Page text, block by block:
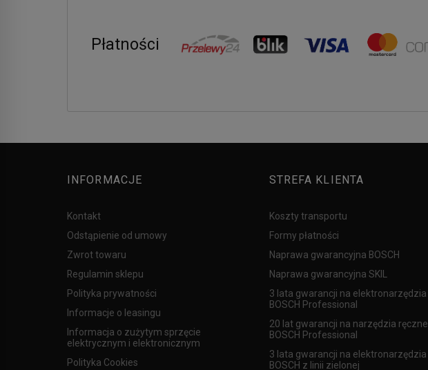
Płatności
INFORMACJE
Kontakt
Odstąpienie od umowy
Zwrot towaru
Regulamin sklepu
Polityka prywatności
Informacje o leasingu
Informacja o zużytym sprzęcie
elektrycznym i elektronicznym
Polityka Cookies
STREFA KLIENTA
Koszty transportu
Formy płatności
Naprawa gwarancyjna BOSCH
Naprawa gwarancyjna SKIL
3 lata gwarancji na elektronarzędzia
BOSCH Professional
20 lat gwarancji na narzędzia ręczne
BOSCH Professional
3 lata gwarancji na elektronarzędzia
BOSCH z linii zielonej